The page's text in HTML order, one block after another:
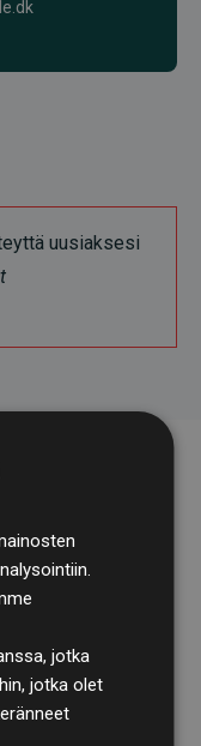
uusiaksesi
läpi
jotka
jotka olet